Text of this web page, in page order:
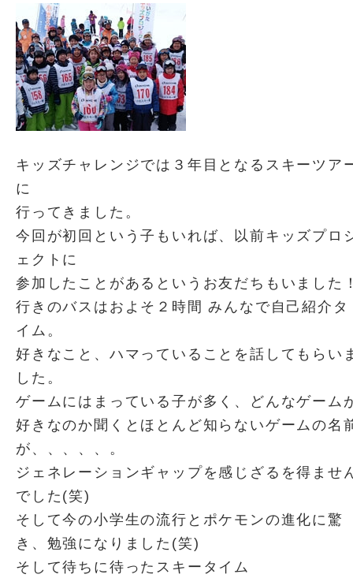
キッズチャレンジでは３年目となるスキーツア
に
行ってきました。
今回が初回という子もいれば、以前キッズプロ
ェクトに
参加したことがあるというお友だちもいました
行きのバスはおよそ２時間 みんなで自己紹介タ
イム。
好きなこと、ハマっていることを話してもらい
した。
ゲームにはまっている子が多く、どんなゲーム
好きなのか聞くとほとんど知らないゲームの名
が、、、、、。
ジェネレーションギャップを感じざるを得ませ
でした(笑)
そして今の小学生の流行とポケモンの進化に驚
き、勉強になりました(笑)
そして待ちに待ったスキータイム